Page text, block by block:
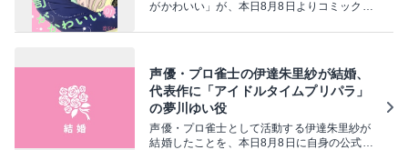
がかわいい」が、本日8月8日よりコミックシ
声優・プロ雀士の伊達朱里紗が結婚、
代表作に「アイドルタイムプリパラ」
の夢川ゆい役
声優・プロ雀士として活動する伊達朱里紗が
結婚したことを、本日8月8日に自身の公式X